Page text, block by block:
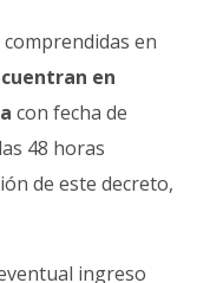
en
en
con fecha de
48 horas
de este decreto,
ingreso